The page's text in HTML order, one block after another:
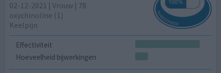
02-12-2021 | Vrouw | 78
oxychinoline (1)
Keelpijn
Effectiviteit
Hoeveelheid bijwerkingen